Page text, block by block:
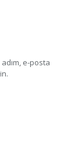
e-posta